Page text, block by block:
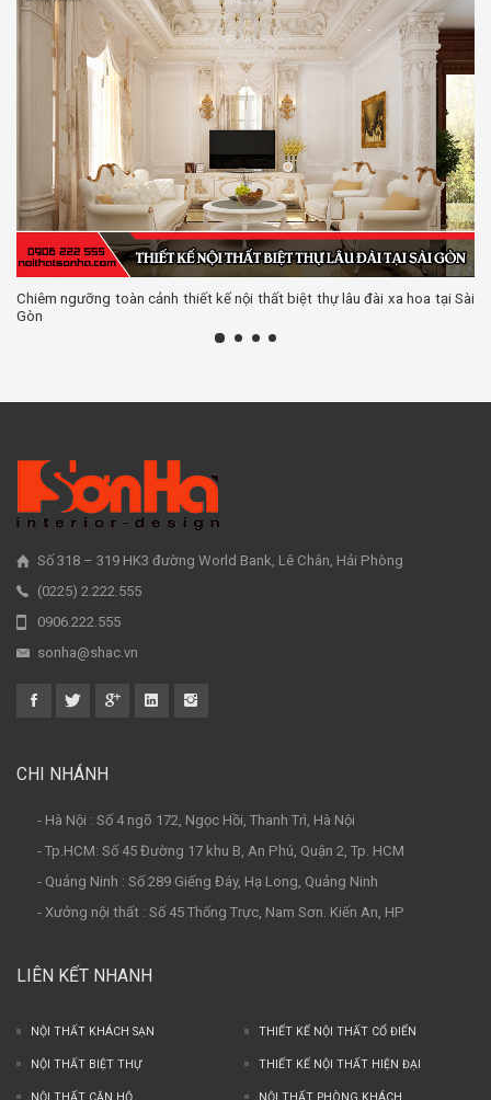
Chiêm ngưỡng toàn cảnh thiết kế nội thất biệt thự lâu đài xa hoa tại Sài
Gòn
Số 318 – 319 HK3 đường World Bank, Lê Chân, Hải Phòng
(0225) 2.222.555
0906.222.555
sonha@shac.vn
CHI NHÁNH
- Hà Nội : Số 4 ngõ 172, Ngọc Hồi, Thanh Trì, Hà Nội
- Tp.HCM: Số 45 Đường 17 khu B, An Phú, Quận 2, Tp. HCM
- Quảng Ninh : Số 289 Giếng Đáy, Hạ Long, Quảng Ninh
- Xưởng nội thất : Số 45 Thống Trực, Nam Sơn. Kiến An, HP
LIÊN KẾT NHANH
NỘI THẤT KHÁCH SẠN THIẾT KẾ NỘI THẤT CỔ ĐIỂN
NỘI THẤT BIỆT THỰ THIẾT KẾ NỘI THẤT HIỆN ĐẠI
NỘI THẤT CĂN HỘ NỘI THẤT PHÒNG KHÁCH